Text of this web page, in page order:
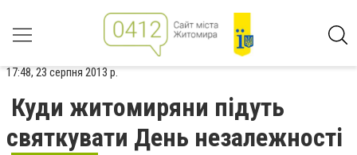
17:48, 23 серпня 2013 р.
Куди житомиряни підуть
святкувати День незалежності